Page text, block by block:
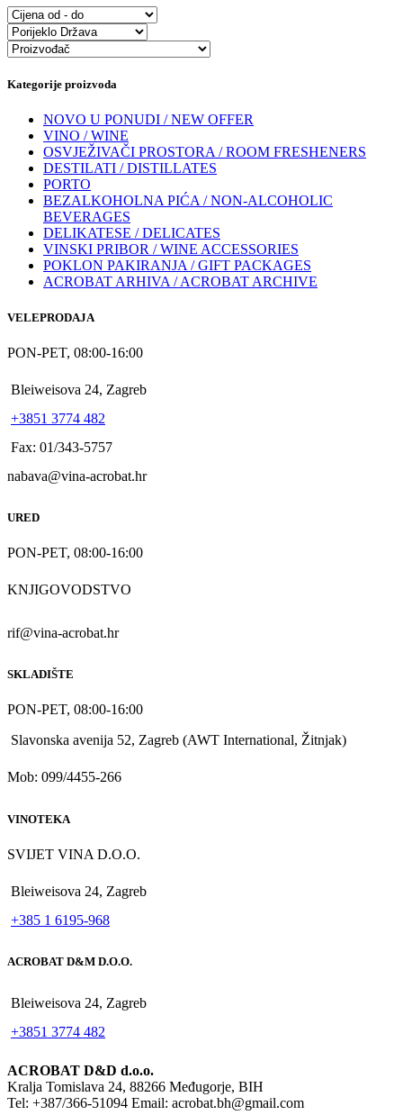
Kategorije proizvoda
NOVO U PONUDI / NEW OFFER
VINO / WINE
OSVJEŽIVAČI PROSTORA / ROOM FRESHENERS
DESTILATI / DISTILLATES
PORTO
BEZALKOHOLNA PIĆA / NON-ALCOHOLIC
BEVERAGES
DELIKATESE / DELICATES
VINSKI PRIBOR / WINE ACCESSORIES
POKLON PAKIRANJA / GIFT PACKAGES
ACROBAT ARHIVA / ACROBAT ARCHIVE
VELEPRODAJA
PON-PET, 08:00-16:00
Bleiweisova 24, Zagreb
+3851 3774 482
Fax: 01/343-5757
nabava@vina-acrobat.hr
URED
PON-PET, 08:00-16:00
KNJIGOVODSTVO
rif@vina-acrobat.hr
SKLADIŠTE
PON-PET, 08:00-16:00
Slavonska avenija 52, Zagreb (AWT International, Žitnjak)
Mob: 099/4455-266
VINOTEKA
SVIJET VINA D.O.O.
Bleiweisova 24, Zagreb
+385 1 6195-968
ACROBAT D&M D.O.O.
Bleiweisova 24, Zagreb
+3851 3774 482
ACROBAT D&D d.o.o.
Kralja Tomislava 24, 88266 Međugorje, BIH
Tel: +387/366-51094 Email: acrobat.bh@gmail.com